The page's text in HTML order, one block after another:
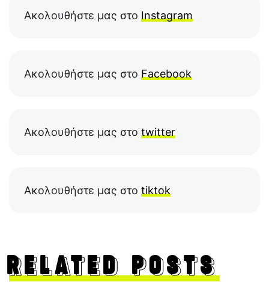
Ακολουθήστε μας στο Instagram
Ακολουθήστε μας στο Facebook
Ακολουθήστε μας στο twitter
Ακολουθήστε μας στο tiktok
RELATED POSTS